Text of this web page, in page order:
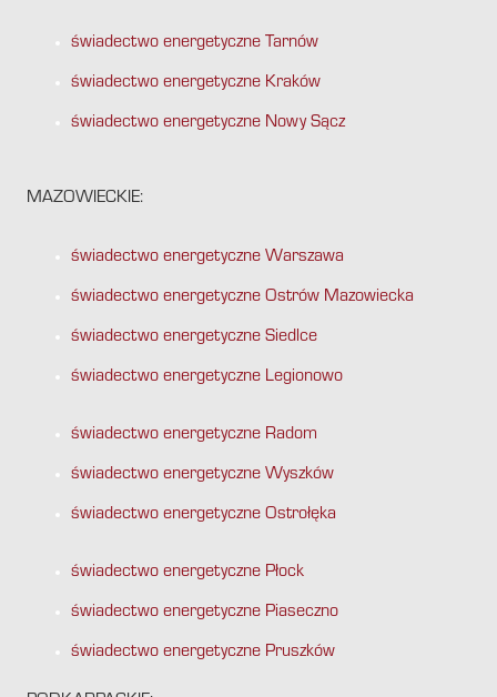
świadectwo energetyczne Tarnów
świadectwo energetyczne Kraków
świadectwo energetyczne Nowy Sącz
MAZOWIECKIE:
świadectwo energetyczne Warszawa
świadectwo energetyczne Ostrów Mazowiecka
świadectwo energetyczne Siedlce
świadectwo energetyczne Legionowo
świadectwo energetyczne Radom
świadectwo energetyczne Wyszków
świadectwo energetyczne Ostrołęka
świadectwo energetyczne Płock
świadectwo energetyczne Piaseczno
świadectwo energetyczne Pruszków